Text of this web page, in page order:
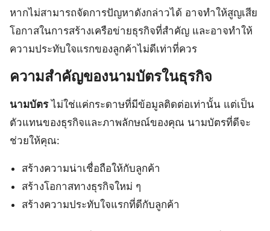
หากไม่สามารถจัดการปัญหาดังกล่าวได้ อาจทำให้สูญเสีย
โอกาสในการสร้างเครือข่ายธุรกิจที่สำคัญ และอาจทำให้
ความประทับใจแรกของลูกค้าไม่ดีเท่าที่ควร
ความสำคัญของนามบัตรในธุรกิจ
นามบัตรไม่ใช่แค่กระดาษที่มีข้อมูลติดต่อเท่านั้น แต่เป็น
ตัวแทนของธุรกิจและภาพลักษณ์ของคุณ นามบัตรที่ดีจะ
ช่วยให้คุณ:
สร้างความน่าเชื่อถือให้กับลูกค้า
สร้างโอกาสทางธุรกิจใหม่ ๆ
สร้างความประทับใจแรกที่ดีกับลูกค้า